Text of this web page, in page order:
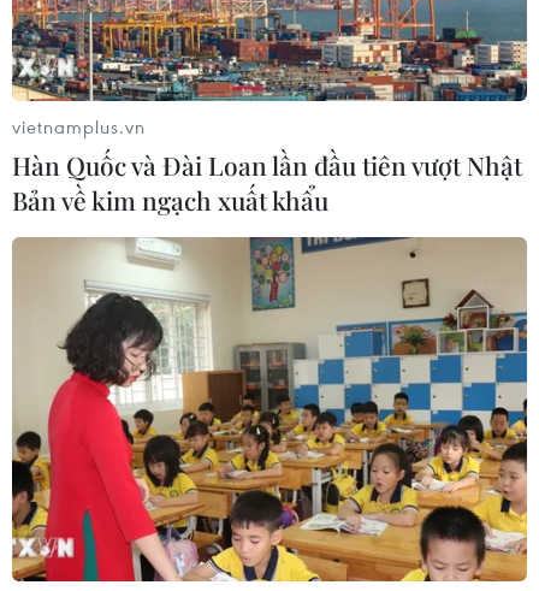
vietnamplus.vn
Hàn Quốc và Đài Loan lần đầu tiên vượt Nhật
Bản về kim ngạch xuất khẩu